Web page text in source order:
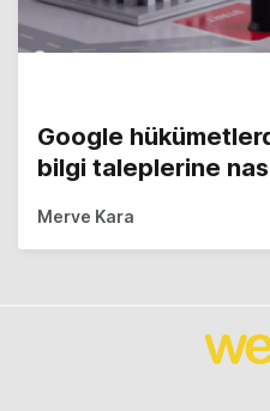
Google
bilgi taleplerine
Merve Kara